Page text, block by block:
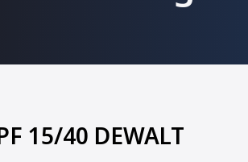
15/40 DEWALT